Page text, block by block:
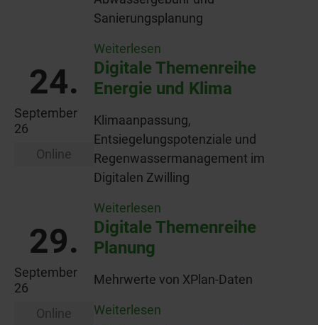
Sanierungsplanung
Weiterlesen
24.
September
26
Online
Digitale Themenreihe
Energie und Klima
Klimaanpassung,
Entsiegelungspotenziale und
Regenwassermanagement im
Digitalen Zwilling
Weiterlesen
29.
September
26
Online
Digitale Themenreihe
Planung
Mehrwerte von XPlan-Daten
Weiterlesen